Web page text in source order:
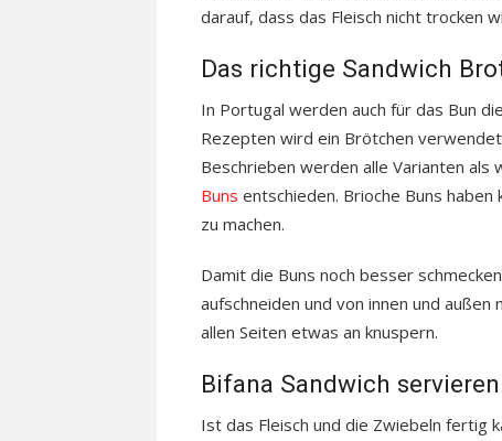
darauf, dass das Fleisch nicht trocken
Das richtige Sandwich
In Portugal werden auch für das Bun
Rezepten wird ein Brötchen
Beschrieben werden alle Varianten als
Buns entschieden. Brioche Buns
zu machen.
Damit die Buns noch besser
aufschneiden und von innen und
allen Seiten etwas an knuspern.
Bifana Sandwich servieren
Ist das Fleisch und die Zwiebeln fertig